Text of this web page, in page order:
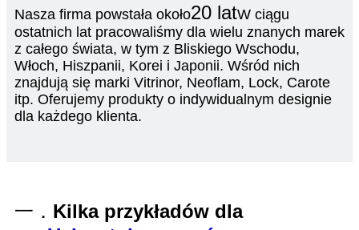
Nasza firma powstała około20 latW ciągu
ostatnich lat pracowaliśmy dla wielu znanych marek
z całego świata, w tym z Bliskiego Wschodu,
Włoch, Hiszpanii, Korei i Japonii. Wśród nich
znajdują się marki Vitrinor, Neoflam, Lock, Carote
itp. Oferujemy produkty o indywidualnym designie
dla każdego klienta.
一． Kilka przykładów dla